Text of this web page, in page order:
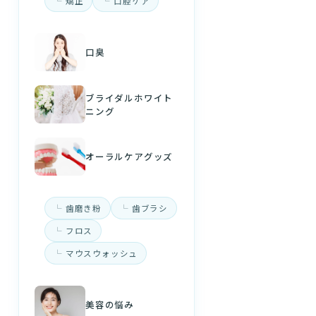
口臭
ブライダルホワイト
ニング
オーラルケアグッズ
歯磨き粉
歯ブラシ
フロス
マウスウォッシュ
美容の悩み